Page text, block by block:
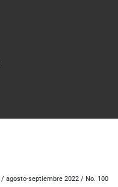
/ agosto-septiembre 2022 / No. 100